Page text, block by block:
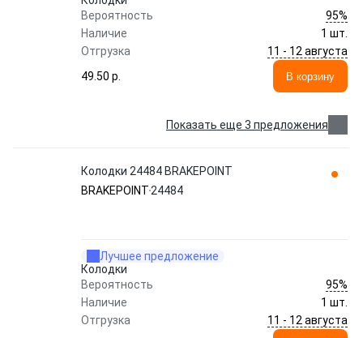
Вероятность
95%
Наличие
1 шт.
Отгрузка
11 - 12 августа
49.50 p.
В корзину
Показать еще 3 предложения
Колодки 24484 BRAKEPOINT
BRAKEPOINT 24484
Лучшее предложение
Колодки
Вероятность
95%
Наличие
1 шт.
Отгрузка
11 - 12 августа